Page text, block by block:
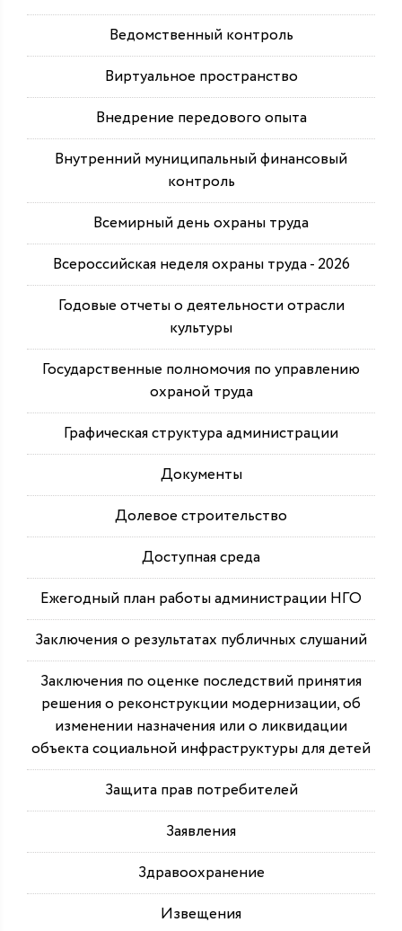
Ведомственный контроль
Виртуальное пространство
Внедрение передового опыта
Внутренний муниципальный финансовый
контроль
Всемирный день охраны труда
Всероссийская неделя охраны труда - 2026
Годовые отчеты о деятельности отрасли
культуры
Государственные полномочия по управлению
охраной труда
Графическая структура администрации
Документы
Долевое строительство
Доступная среда
Ежегодный план работы администрации НГО
Заключения о результатах публичных слушаний
Заключения по оценке последствий принятия
решения о реконструкции модернизации, об
изменении назначения или о ликвидации
объекта социальной инфраструктуры для детей
Защита прав потребителей
Заявления
Здравоохранение
Извещения